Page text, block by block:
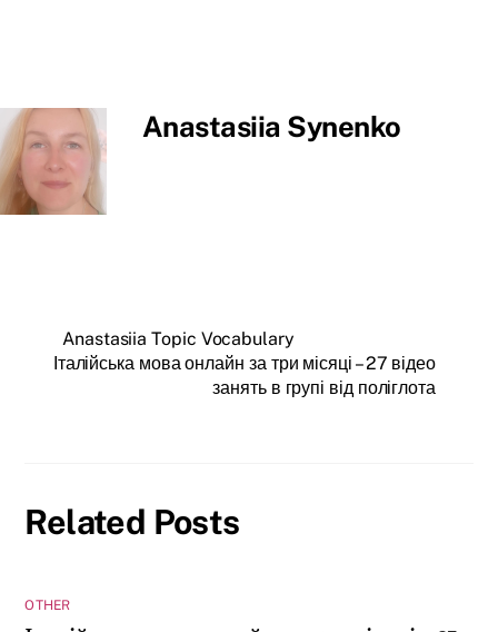
Anastasiia Synenko
Anastasiia Topic Vocabulary
Італійська мова онлайн за три місяці – 27 відео
занять в групі від поліглота
Related Posts
OTHER